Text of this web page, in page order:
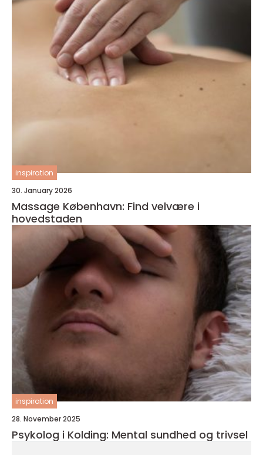
inspiration
30. January 2026
Massage København: Find velvære i
hovedstaden
inspiration
28. November 2025
Psykolog i Kolding: Mental sundhed og trivsel